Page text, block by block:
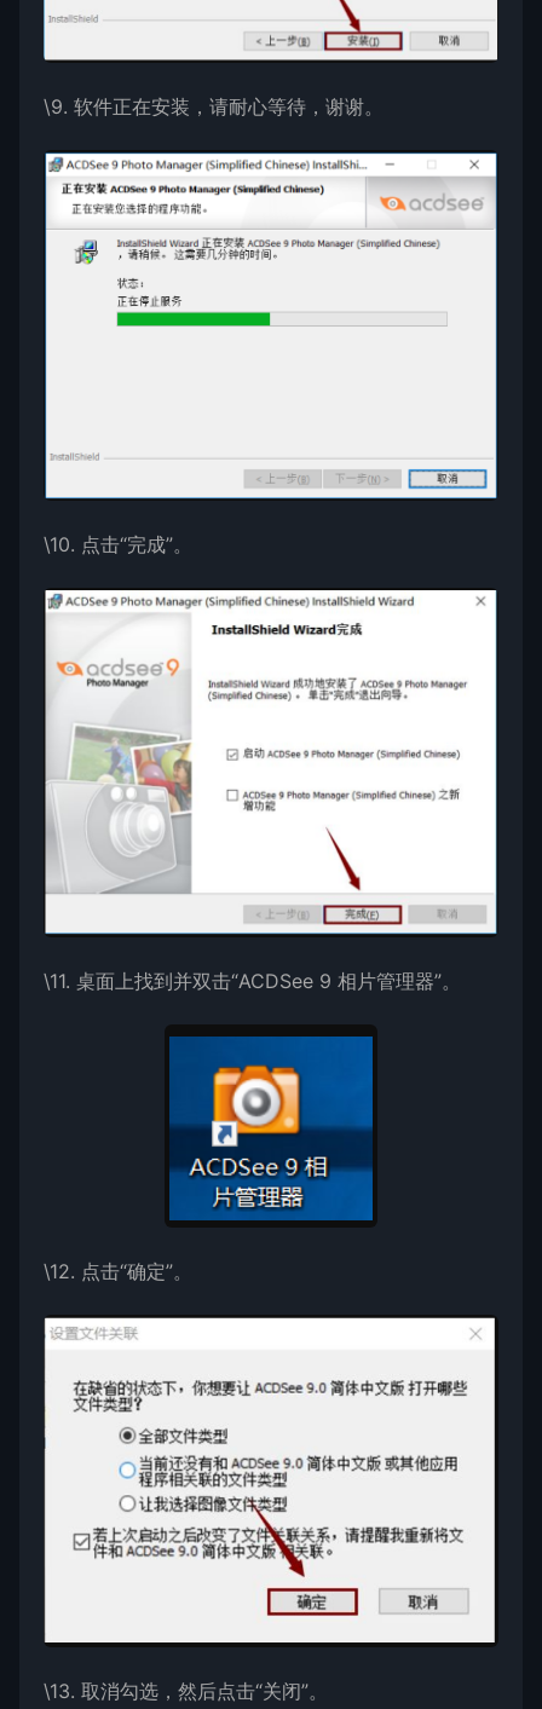
\9. 软件正在安装，请耐心等待，谢谢。
\10. 点击“完成”。
\11. 桌面上找到并双击“ACDSee 9 相片管理器”。
\12. 点击“确定”。
\13. 取消勾选，然后点击“关闭”。